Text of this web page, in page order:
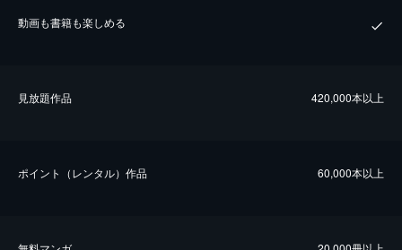
動画も書籍も楽しめる
⾒放題作品 420,000本以上
ポイント（レンタル）作品 60,000本以上